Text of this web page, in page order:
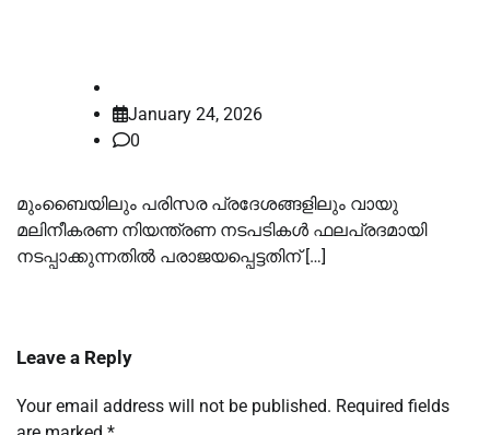
January 24, 2026
0
മുംബൈയിലും പരിസര പ്രദേശങ്ങളിലും വായു
മലിനീകരണ നിയന്ത്രണ നടപടികൾ ഫലപ്രദമായി
നടപ്പാക്കുന്നതിൽ പരാജയപ്പെട്ടതിന് […]
Leave a Reply
Your email address will not be published. Required fields